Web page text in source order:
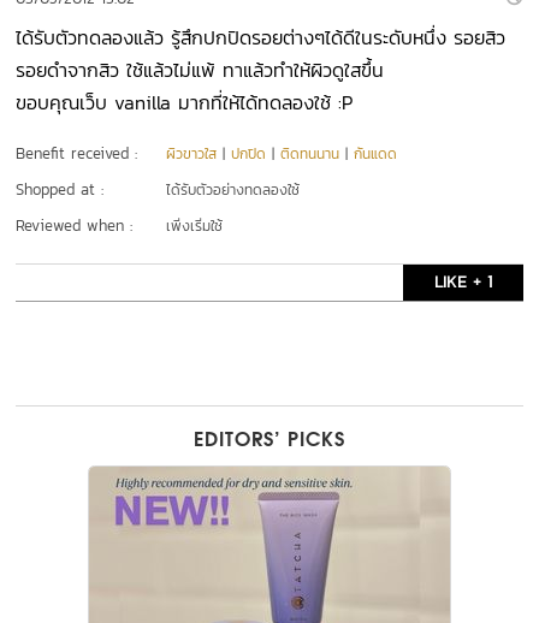
ได้รับตัวทดลองแล้ว รู้สึกปกปิดรอยต่างๆได้ดีในระดับหนึ่ง รอยสิว
รอยดำจากสิว ใช้แล้วไม่แพ้ ทาแล้วทำให้ผิวดูใสขึ้น
ขอบคุณเว็บ vanilla มากที่ให้ได้ทดลองใช้ :P
Benefit received : ผิวขาวใส |ปกปิด |ติดทนนาน |กันแดด
Shopped at : ได้รับตัวอย่างทดลองใช้
Reviewed when : เพิ่งเริ่มใช้
LIKE + 1
EDITORS’ PICKS